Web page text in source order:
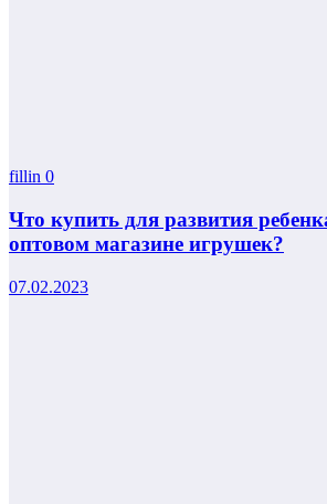
fillin 0
Что купить для развития
оптовом магазине игрушек?
07.02.2023